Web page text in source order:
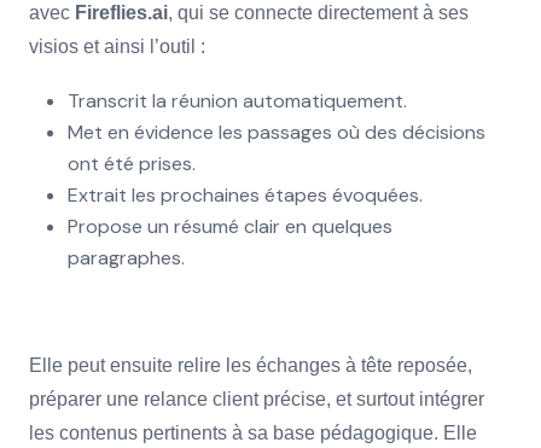
avec Fireflies.ai, qui se connecte directement à ses
visios et ainsi l’outil :
Transcrit la réunion automatiquement.
Met en évidence les passages où des décisions
ont été prises.
Extrait les prochaines étapes évoquées.
Propose un résumé clair en quelques
paragraphes.
Elle peut ensuite relire les échanges à tête reposée,
préparer une relance client précise, et surtout intégrer
les contenus pertinents à sa base pédagogique. Elle